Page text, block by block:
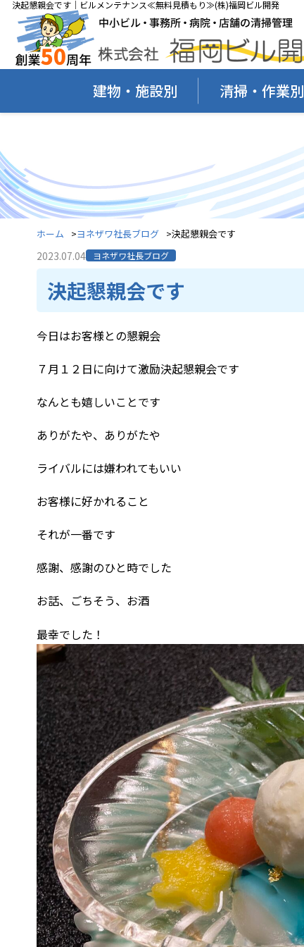
決起懇親会です｜ビルメンテナンス≪無料見積もり≫(株)福岡ビル開発
建物・施設別 清掃・作業別
ホーム ヨネザワ社長ブログ 決起懇親会です
2023.07.04 ヨネザワ社長ブログ
決起懇親会です
今日はお客様との懇親会
７月１２日に向けて激励決起懇親会です
なんとも嬉しいことです
ありがたや、ありがたや
ライバルには嫌われてもいい
お客様に好かれること
それが一番です
感謝、感謝のひと時でした
お話、ごちそう、お酒
最幸でした！